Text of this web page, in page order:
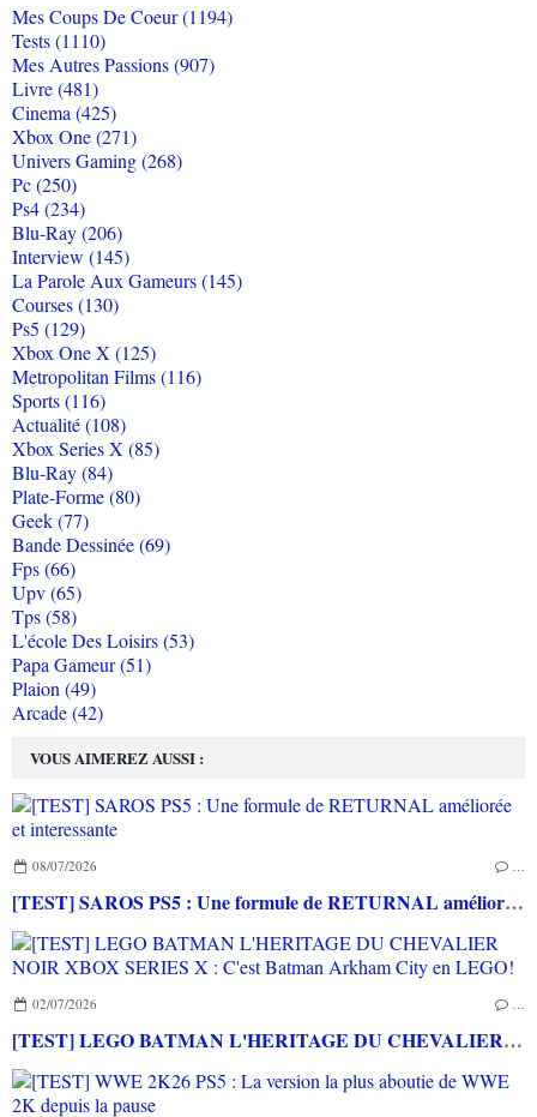
VOUS AIMEREZ AUSSI :
08/07/2026 …
[TEST] SAROS PS5 : Une formule de RETURNAL améliorée et interessante
02/07/2026 …
[TEST] LEGO BATMAN L'HERITAGE DU CHEVALIER NOIR XBOX SERIES X : C'est Batman Arkham City en LEGO!
Mes Coups De Coeur (1194)
Tests (1110)
Mes Autres Passions (907)
Livre (481)
Cinema (425)
Xbox One (271)
Univers Gaming (268)
Pc (250)
Ps4 (234)
Blu-Ray (206)
Interview (145)
La Parole Aux Gameurs (145)
Courses (130)
Ps5 (129)
Xbox One X (125)
Metropolitan Films (116)
Sports (116)
Actualité (108)
Xbox Series X (85)
Blu-Ray (84)
Plate-Forme (80)
Geek (77)
Bande Dessinée (69)
Fps (66)
Upv (65)
Tps (58)
L'école Des Loisirs (53)
Papa Gameur (51)
Plaion (49)
Arcade (42)